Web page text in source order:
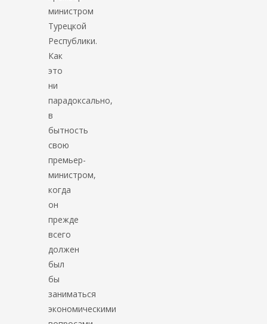
министром
Турецкой
Республики.
Как
это
ни
парадоксально,
в
бытность
свою
премьер-
министром,
когда
он
прежде
всего
должен
был
бы
заниматься
экономическими